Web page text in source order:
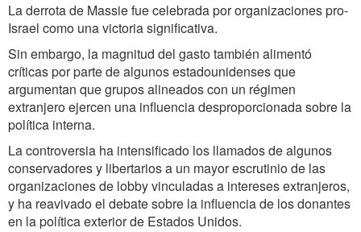
La derrota de Massie fue celebrada por organizaciones pro-
Israel como una victoria significativa.
Sin embargo, la magnitud del gasto también alimentó
críticas por parte de algunos estadounidenses que
argumentan que grupos alineados con un régimen
extranjero ejercen una influencia desproporcionada sobre la
política interna.
La controversia ha intensificado los llamados de algunos
conservadores y libertarios a un mayor escrutinio de las
organizaciones de lobby vinculadas a intereses extranjeros,
y ha reavivado el debate sobre la influencia de los donantes
en la política exterior de Estados Unidos.